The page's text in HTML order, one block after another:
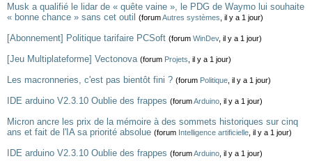
Musk a qualifié le lidar de « quête vaine », le PDG de Waymo lui souhaite
« bonne chance » sans cet outil
(forumAutres systèmes , il y a 1 jour)
[Abonnement] Politique tarifaire PCSoft (forum WinDev, il y a 1 jour)
[Jeu Multiplateforme] Vectonova (forum Projets , il y a 1 jour)
Les macronneries, c'est pas bientôt fini ? (forum Politique , il y a 1 jour)
IDE arduino V2.3.10 Oublie des frappes (forumArduino , il y a 1 jour)
Micron ancre les prix de la mémoire à des sommets historiques sur cinq
ans et fait de l'IA sa priorité absolue (forum Intelligence artificielle , il y a 1 jour)
IDE arduino V2.3.10 Oublie des frappes (forumArduino , il y a 1 jour)